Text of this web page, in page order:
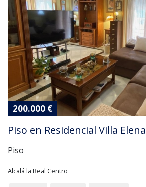
200.000 €
Piso en Residencial Villa Elena
Piso
Alcalá la Real Centro